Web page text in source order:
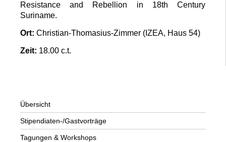
Resistance and Rebellion in 18th Century
Suriname.
Ort: Christian-Thomasius-Zimmer (IZEA, Haus 54)
Zeit: 18.00 c.t.
Übersicht
Stipendiaten-/Gastvorträge
Tagungen & Workshops